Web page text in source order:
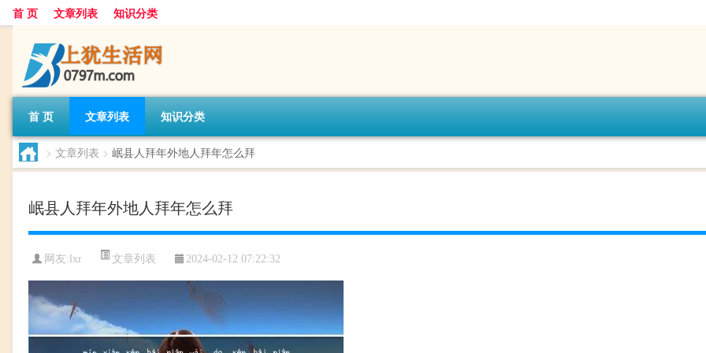
首 页 文章列表 知识分类
首 页 文章列表 知识分类
> 文章列表 > 岷县人拜年外地人拜年怎么拜
岷县人拜年外地人拜年怎么拜
网友: lxr 文章列表 2024-02-12 07:22:32